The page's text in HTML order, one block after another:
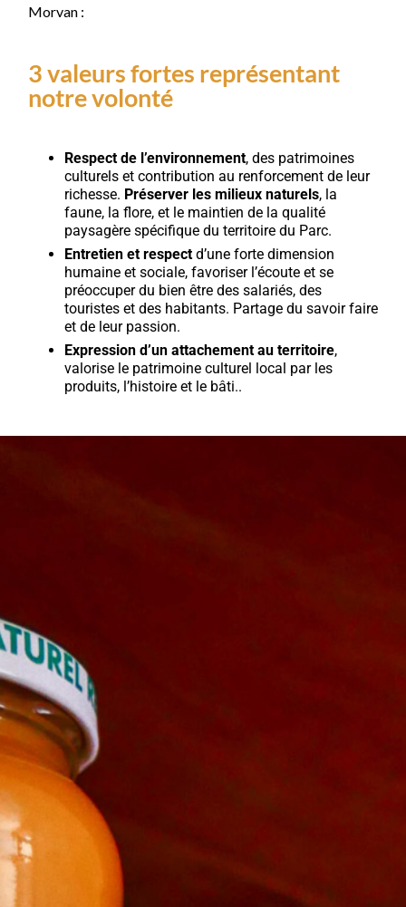
Morvan :
3 valeurs fortes représentant
notre volonté
Respect de l’environnement, des patrimoines
culturels et contribution au renforcement de leur
richesse. Préserver les milieux naturels, la
faune, la flore, et le maintien de la qualité
paysagère spécifique du territoire du Parc.
Entretien et respect d’une forte dimension
humaine et sociale, favoriser l’écoute et se
préoccuper du bien être des salariés, des
touristes et des habitants. Partage du savoir faire
et de leur passion.
Expression d’un attachement au territoire,
valorise le patrimoine culturel local par les
produits, l’histoire et le bâti..